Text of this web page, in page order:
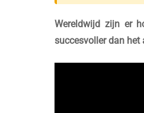
Wereldwijd zijn er
succesvoller dan